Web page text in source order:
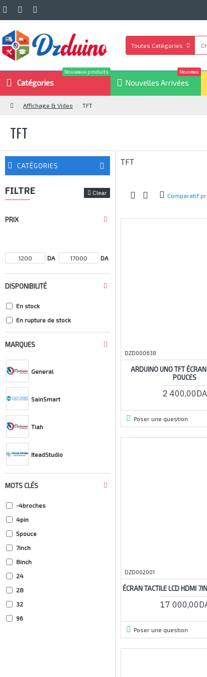
Toutes Catégories
Catégories
Nouveaux produits
Nouvelles Arrivées
Nouveau
Affichage & Video TFT
TFT
CATÉGORIES
FILTRE Clear
PRIX
DA DA
MARQUES
General
SainSmart
Tiah
IteadStudio
MOTS CLÉS
-4broches
4pin
5pouce
7inch
8inch
24
28
32
96
DISPONIBILITÉ
En stock
En rupture de stock
TFT
Comparatif
DZD000638
ARDUINO UNO TFT
POUCES
2 400,00DA
Poser une question
DZD002001
ÉCRAN TACTILE LCD HDMI
17
Poser une question